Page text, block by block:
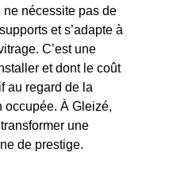
nécessite pas de
et s’adapte à
C’est une
et dont le coût
au regard de la
occupée. À Gleizé,
une
de prestige.